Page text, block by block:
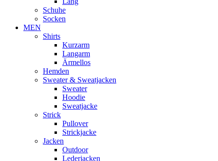
Schuhe
Socken
MEN
Shirts
Kurzarm
Langarm
Ärmellos
Hemden
Sweater & Sweatjacken
Sweater
Hoodie
Sweatjacke
Strick
Pullover
Strickjacke
Jacken
Outdoor
Lederjacken